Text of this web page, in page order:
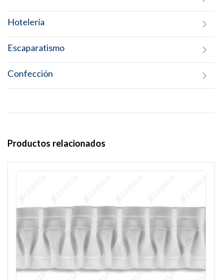
Hotelería
Escaparatismo
Confección
Productos relacionados